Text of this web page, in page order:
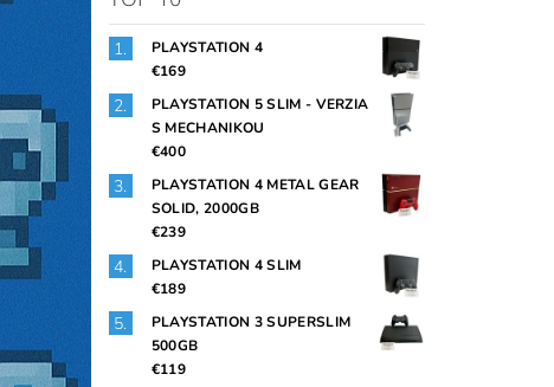
PLAYSTATION 4
€169
PLAYSTATION 5 SLIM - VERZIA
S MECHANIKOU
€400
PLAYSTATION 4 METAL GEAR
SOLID, 2000GB
€239
PLAYSTATION 4 SLIM
€189
PLAYSTATION 3 SUPERSLIM
500GB
€119